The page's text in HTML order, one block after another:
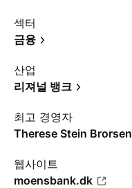
섹터
금융
산업
리져널 뱅크
최고 경영자
Therese Stein Brorsen
웹사이트
moensbank.dk